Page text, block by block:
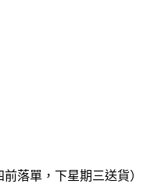
落單，下星期三送貨）